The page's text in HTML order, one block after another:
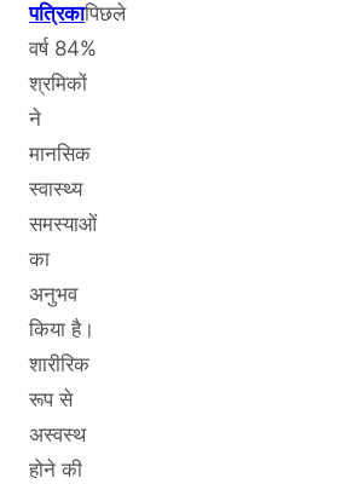
पत्रिकापिछले
वर्ष 84%
श्रमिकों
ने
मानसिक
स्वास्थ्य
समस्याओं
का
अनुभव
किया है।
शारीरिक
रूप से
अस्वस्थ
होने की